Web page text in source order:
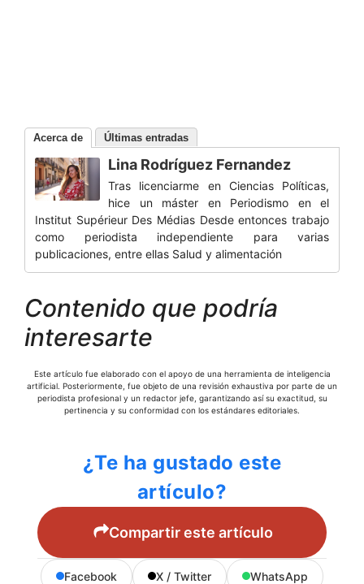
Acerca de Últimas entradas
Lina Rodríguez Fernandez
Tras licenciarme en Ciencias Políticas,
hice un máster en Periodismo en el
Institut Supérieur Des Médias Desde entonces trabajo
como periodista independiente para varias
publicaciones, entre ellas Salud y alimentación
Contenido que podría
interesarte
Este artículo fue elaborado con el apoyo de una herramienta de inteligencia
artificial. Posteriormente, fue objeto de una revisión exhaustiva por parte de un
periodista profesional y un redactor jefe, garantizando así su exactitud, su
pertinencia y su conformidad con los estándares editoriales.
¿Te ha gustado este
artículo?
Compartir este artículo
Facebook X / Twitter WhatsApp